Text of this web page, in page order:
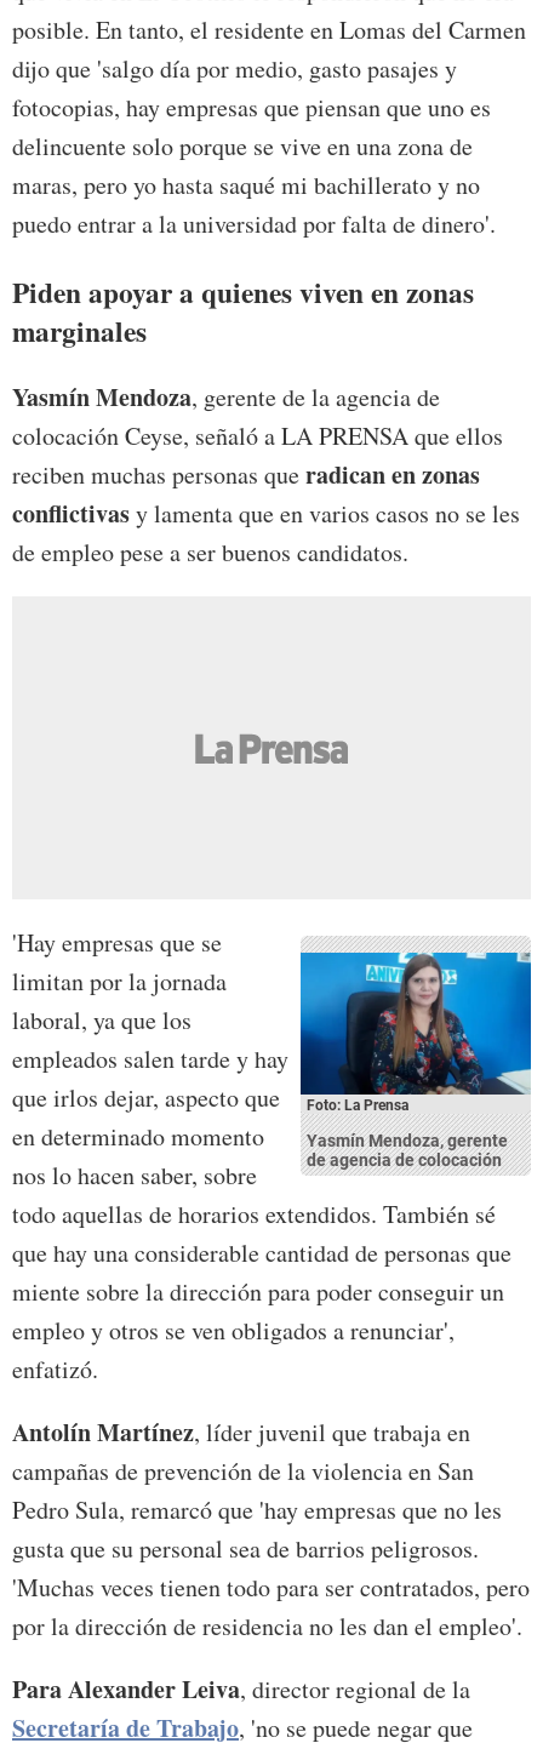
posible. En tanto, el residente en Lomas del Carmen
dijo que 'salgo día por medio, gasto pasajes y
fotocopias, hay empresas que piensan que uno es
delincuente solo porque se vive en una zona de
maras, pero yo hasta saqué mi bachillerato y no
puedo entrar a la universidad por falta de dinero'.
Piden apoyar a quienes viven en zonas
marginales
Yasmín Mendoza, gerente de la agencia de
colocación Ceyse, señaló a LA PRENSA que ellos
reciben muchas personas queradican en zonas
conflictivasy lamenta que en varios casos no se les
de empleo pese a ser buenos candidatos.
Foto: La Prensa
Yasmín Mendoza, gerente
de agencia de colocación
'Hay empresas que se
limitan por la jornada
laboral, ya que los
empleados salen tarde y hay
que irlos dejar, aspecto que
en determinado momento
nos lo hacen saber, sobre
todo aquellas de horarios extendidos. También sé
que hay una considerable cantidad de personas que
miente sobre la dirección para poder conseguir un
empleo y otros se ven obligados a renunciar',
enfatizó.
Antolín Martínez, líder juvenil que trabaja en
campañas de prevención de la violencia en San
Pedro Sula, remarcó que 'hay empresas que no les
gusta que su personal sea de barrios peligrosos.
'Muchas veces tienen todo para ser contratados, pero
por la dirección de residencia no les dan el empleo'.
Para Alexander Leiva, director regional de la
Secretaría de Trabajo, 'no se puede negar que